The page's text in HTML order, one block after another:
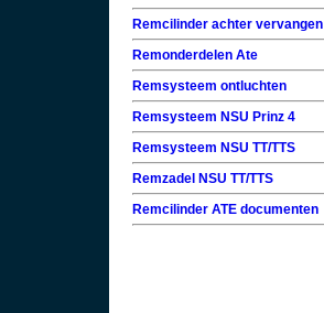
Remcilinder achter vervangen
Remonderdelen Ate
Remsysteem ontluchten
Remsysteem NSU Prinz 4
Remsysteem NSU TT/TTS
Remzadel NSU TT/TTS
Remcilinder ATE documenten